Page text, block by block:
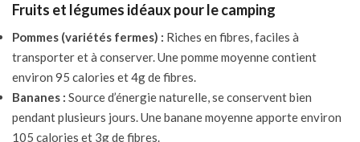
Fruits et légumes idéaux pour le camping
Pommes (variétés fermes) : Riches en fibres, faciles à
transporter et à conserver. Une pomme moyenne contient
environ 95 calories et 4g de fibres.
Bananes : Source d’énergie naturelle, se conservent bien
pendant plusieurs jours. Une banane moyenne apporte environ
105 calories et 3g de fibres.